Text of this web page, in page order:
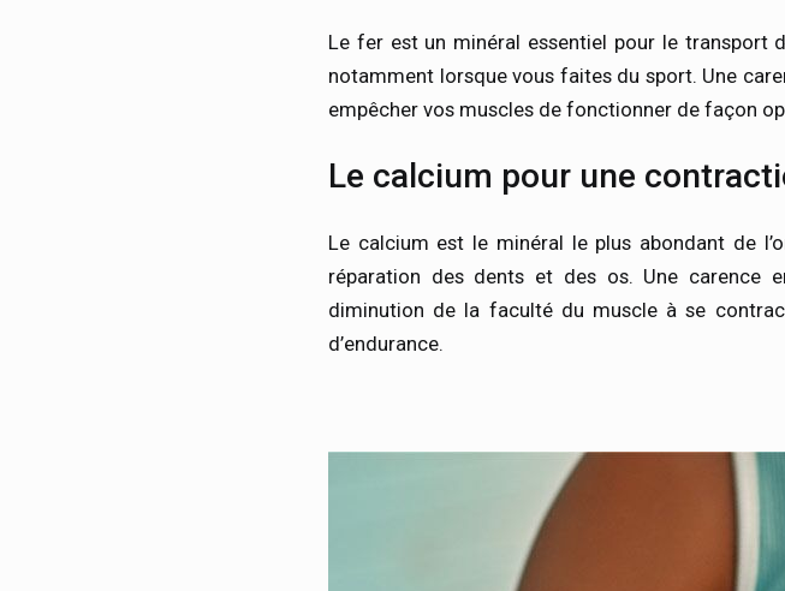
Le fer est un minéral essentiel pour le transport
notamment lorsque vous faites du sport. Une
empêcher vos muscles de fonctionner de façon
Le calcium pour une
Le calcium est le minéral le plus abondant de
réparation des dents et des os. Une carence
diminution de la faculté du muscle à se
d’endurance.